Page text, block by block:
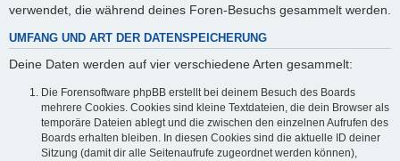
verwendet, die während deines Foren-Besuchs gesammelt werden.
UMFANG UND ART DER DATENSPEICHERUNG
Deine Daten werden auf vier verschiedene Arten gesammelt:
Die Forensoftware phpBB erstellt bei deinem Besuch des Boards
mehrere Cookies. Cookies sind kleine Textdateien, die dein Browser als
temporäre Dateien ablegt und die zwischen den einzelnen Aufrufen des
Boards erhalten bleiben. In diesen Cookies sind die aktuelle ID deiner
Sitzung (damit dir alle Seitenaufrufe zugeordnet werden können),